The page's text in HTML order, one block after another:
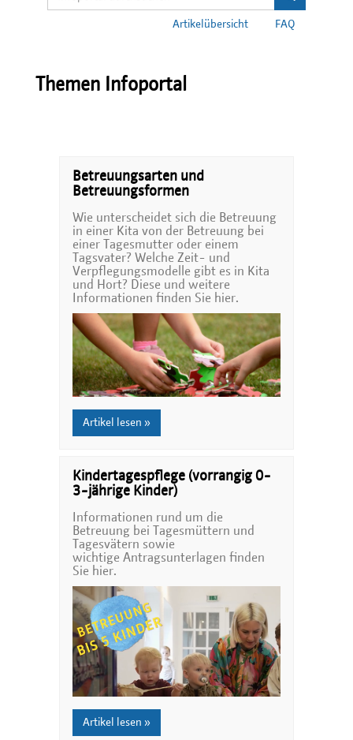
FAQ
Artikelübersicht
Themen Infoportal
Betreuungsarten und
Betreuungsformen
Wie unterscheidet sich die Betreuung
in einer Kita von der Betreuung bei
einer Tagesmutter oder einem
Tagsvater? Welche Zeit- und
Verpflegungsmodelle gibt es in Kita
und Hort? Diese und weitere
Informationen finden Sie hier.
Artikel lesen »
Kindertagespflege (vorrangig 0-
3-jährige Kinder)
Informationen rund um die
Betreuung bei Tagesmüttern und
Tagesvätern sowie
wichtige Antragsunterlagen finden
Sie hier.
Artikel lesen »